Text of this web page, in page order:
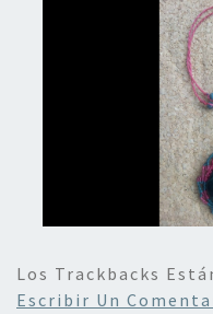
Los Trackbacks
Escribir Un